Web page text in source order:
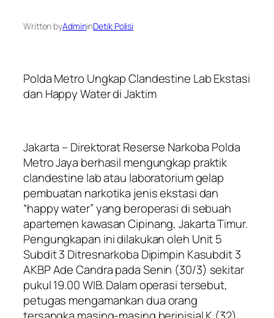
Written byAdmininDetik Polisi
Polda Metro Ungkap Clandestine Lab Ekstasi
dan Happy Water di Jaktim
Jakarta – Direktorat Reserse Narkoba Polda
Metro Jaya berhasil mengungkap praktik
clandestine lab atau laboratorium gelap
pembuatan narkotika jenis ekstasi dan
“happy water” yang beroperasi di sebuah
apartemen kawasan Cipinang, Jakarta Timur.
Pengungkapan ini dilakukan oleh Unit 5
Subdit 3 Ditresnarkoba Dipimpin Kasubdit 3
AKBP Ade Candra pada Senin (30/3) sekitar
pukul 19.00 WIB. Dalam operasi tersebut,
petugas mengamankan dua orang